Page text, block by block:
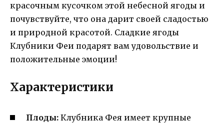
красочным кусочком этой небесной ягоды и
почувствуйте, что она дарит своей сладостью
и природной красотой. Сладкие ягоды
Клубники Феи подарят вам удовольствие и
положительные эмоции!
Характеристики
Плоды: Клубника Фея имеет крупные